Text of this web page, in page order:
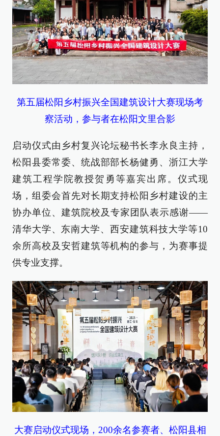
第五届松阳乡村振兴全国建筑设计大赛现场考
察活动，参与者在松阳文里合影
启动仪式由乡村复兴论坛秘书长李永良主持，
松阳县委常委、统战部部长杨健勇、浙江大学
建筑工程学院教授贺勇等嘉宾出席。仪式现
场，组委会首先对长期支持松阳乡村建设的主
协办单位、建筑院校及专家团队表示感谢——
清华大学、东南大学、西安建筑科技大学等10
余所高校及安哲建筑等机构的参与，为赛事提
供专业支撑。
大赛启动仪式现场，200余名参赛者、松阳县相